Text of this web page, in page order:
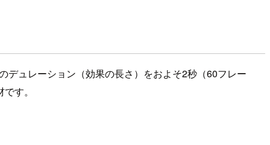
ュレーション（効果の長さ）をおよそ2秒（60フレー
す。